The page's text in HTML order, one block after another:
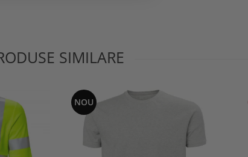
SIMILARE
NOU